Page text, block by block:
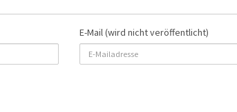
E-Mail (wird nicht veröffentlicht)